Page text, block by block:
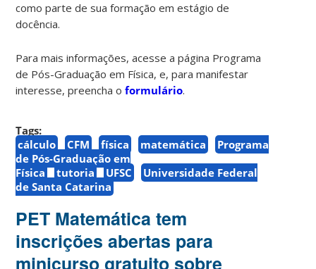
como parte de sua formação em estágio de
docência.
Para mais informações, acesse a página Programa
de Pós-Graduação em Física, e, para manifestar
interesse, preencha oformulário.
Tags:
cálculo
CFM física matemática
Programa
de Pós-Graduação em
Física
tutoria UFSC
Universidade Federal
de Santa Catarina
PET Matemática tem
inscrições abertas para
minicurso gratuito sobre